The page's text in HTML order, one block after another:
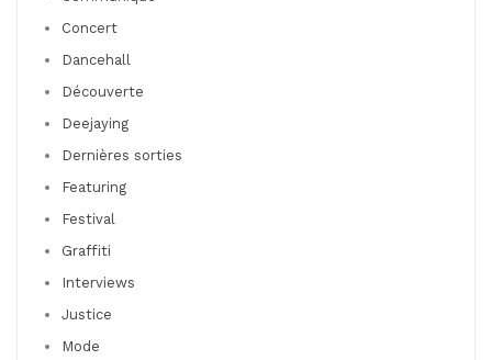
Concert
Dancehall
Découverte
Deejaying
Dernières sorties
Featuring
Festival
Graffiti
Interviews
Justice
Mode